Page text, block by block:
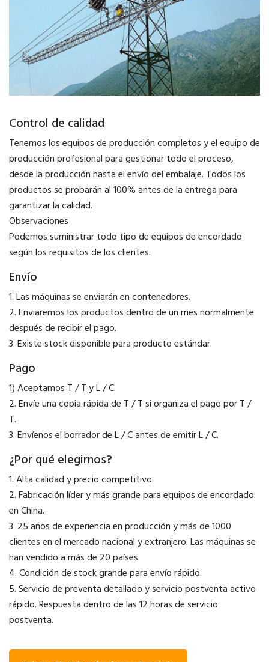
Control de calidad
Tenemos los equipos de producción completos y el equipo de
producción profesional para gestionar todo el proceso,
desde la producción hasta el envío del embalaje. Todos los
productos se probarán al 100% antes de la entrega para
garantizar la calidad.
Observaciones
Podemos suministrar todo tipo de equipos de encordado
según los requisitos de los clientes.
Envío
1. Las máquinas se enviarán en contenedores.
2. Enviaremos los productos dentro de un mes normalmente
después de recibir el pago.
3. Existe stock disponible para producto estándar.
Pago
1) Aceptamos T / T y L / C.
2. Envíe una copia rápida de T / T si organiza el pago por T /
T.
3. Envíenos el borrador de L / C antes de emitir L / C.
¿Por qué elegirnos?
1. Alta calidad y precio competitivo.
2. Fabricación líder y más grande para equipos de encordado
en China.
3. 25 años de experiencia en producción y más de 1000
clientes en el mercado nacional y extranjero. Las máquinas se
han vendido a más de 20 países.
4. Condición de stock grande para envío rápido.
5. Servicio de preventa detallado y servicio postventa activo
rápido. Respuesta dentro de las 12 horas de servicio
postventa.